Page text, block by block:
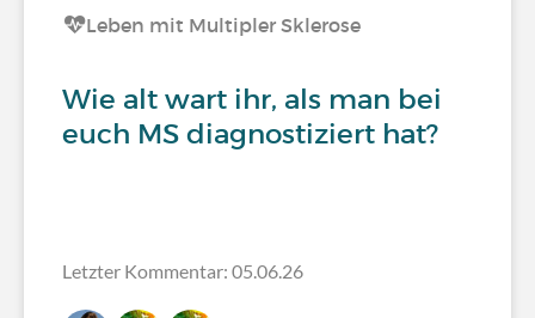
Leben mit Multipler Sklerose
Wie alt wart ihr, als man bei
euch MS diagnostiziert hat?
Letzter Kommentar: 05.06.26